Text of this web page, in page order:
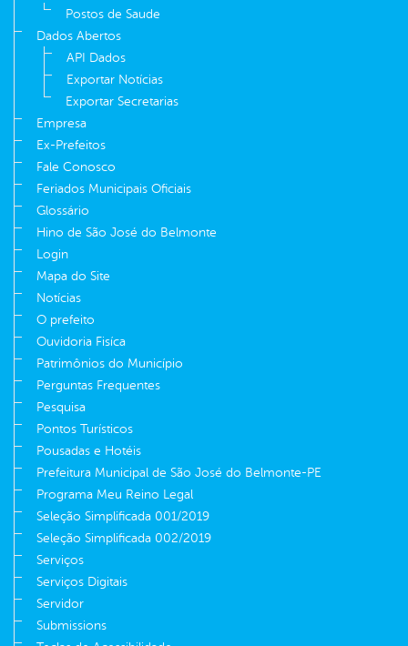
Postos de Saude
Dados Abertos
API Dados
Exportar Notícias
Exportar Secretarias
Empresa
Ex-Prefeitos
Fale Conosco
Feriados Municipais Oficiais
Glossário
Hino de São José do Belmonte
Login
Mapa do Site
Notícias
O prefeito
Ouvidoria Fisíca
Patrimônios do Município
Perguntas Frequentes
Pesquisa
Pontos Turísticos
Pousadas e Hotéis
Prefeitura Municipal de São José do Belmonte-PE
Programa Meu Reino Legal
Seleção Simplificada 001/2019
Seleção Simplificada 002/2019
Serviços
Serviços Digitais
Servidor
Submissions